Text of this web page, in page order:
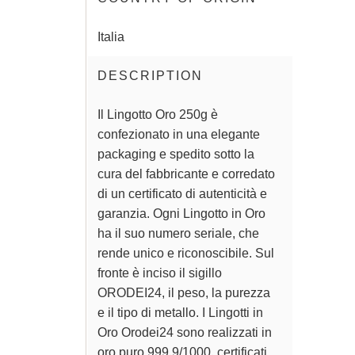
realizzazione di
fuso viene fatto
uno stampo
serrato da
appositi blocchi
raffreddanti, un
metodo di
realizzazione
senza dubbio
molto veloce. Ma
come riuscire a
togliere il
lingotto dallo
stampo? Una
domanda più che
Italia
DESCRIPTION
Il Lingotto Oro 250g è
confezionato in una elegante
packaging e spedito sotto la
cura del fabbricante e corredato
di un certificato di autenticità e
garanzia. Ogni Lingotto in Oro
ha il suo numero seriale, che
rende unico e riconoscibile. Sul
fronte è inciso il sigillo
ORODEI24, il peso, la purezza
e il tipo di metallo. I Lingotti in
Oro Orodei24 sono realizzati in
oro puro 999,9/1000, certificati